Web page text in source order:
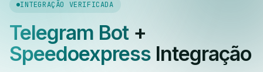
INTEGRAÇÃO VERIFICADA
Telegram Bot+
SpeedoexpressIntegração